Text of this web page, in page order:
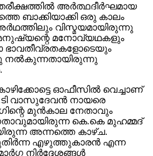
അര്‍ത്ഥദീര്‍ഘമായ
ബാക്കിയാക്കി ഒരു കാലം
വിസ്മയമായിരുന്നു
മനോവ്യഥകളും
നല്‍കുന്നതായിരുന്നു
ഓഫീസില്‍ വെച്ചാണ്
വാസുദേവന്‍ നായരെ
മുന്‍കാല നേതാവും
കെ.കെ മുഹമ്മദ്
അന്നത്തെ കാഴ്ച.
എഴുത്തുകാരന്‍ എന്ന
നിര്‍ദ്ദേശങ്ങള്‍